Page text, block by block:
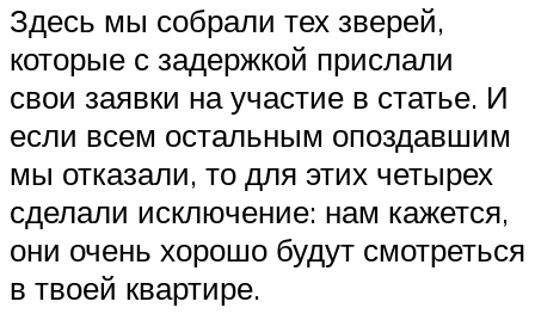
Здесь мы собрали тех зверей,
которые с задержкой прислали
свои заявки на участие в статье. И
если всем остальным опоздавшим
мы отказали, то для этих четырех
сделали исключение: нам кажется,
они очень хорошо будут смотреться
в твоей квартире.